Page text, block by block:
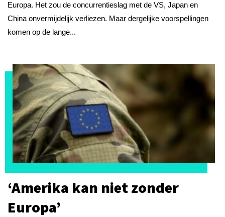
Europa. Het zou de concurrentieslag met de VS, Japan en
China onvermijdelijk verliezen. Maar dergelijke voorspellingen
komen op de lange...
‘Amerika kan niet zonder
Europa’